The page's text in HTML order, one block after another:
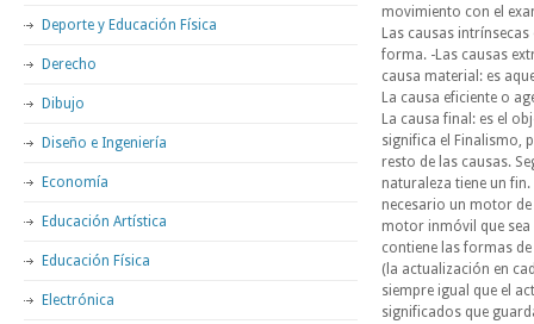
movimiento con el
Las causas
forma. -Las causas
causa material: es
La causa eficiente o
La causa final: es el
significa el Finalismo,
resto de las causas.
naturaleza tiene un
necesario un motor
motor inmóvil que sea
contiene las formas
(la actualización en
siempre igual que el
significados que
Deporte y Educación Física
Derecho
Dibujo
Diseño e Ingeniería
Economía
Educación Artística
Educación Física
Electrónica